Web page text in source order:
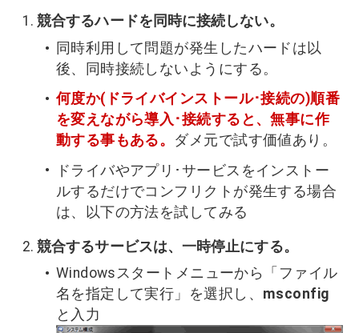
競合するハードを同時に接続しない。
同時利用して問題が発生したハードは以
後、同時接続しないようにする。
何度か(ドライバインストール･接続の)順番
を変えながら導入･接続すると、無事に作
動する事もある。 ダメ元で試す価値あり。
ドライバやアプリ･サービスをインストー
ルするだけでコンフリクトが発生する場合
は、以下の方法を試してみる
競合するサービスは、一時停止にする。
Windowsスタートメニューから「ファイル
名を指定して実行」を選択し、 msconfig
と入力